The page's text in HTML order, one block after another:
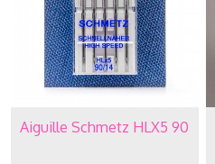
Aiguille Schmetz HLX5 90